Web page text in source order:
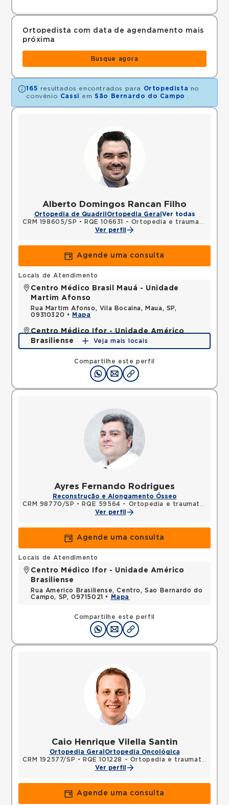
Ortopedista com data de agendamento mais
próxima
Busque agora
165 resultados encontrados para Ortopedista no
convênio Cassi em São Bernardo do Campo
Alberto Domingos Rancan Filho
Ortopedia de Quadril Ortopedia Geral Ver todas
CRM 198605/SP •
RQE 106631 - Ortopedia e traumatologia
Ver perfil
Agende uma consulta
Compartilhe este perfil
Locais de Atendimento
Centro Médico Brasil Mauá - Unidade
Martim Afonso
Rua Martim Afonso, Vila Bocaina, Maua, SP,
09310320 •
Mapa
Centro Médico Ifor - Unidade Américo
Brasiliense
Rua Americo Brasiliense, Centro, Sao Bernardo do
Campo, SP, 09715021 •
Mapa
Veja mais locais
Ayres Fernando Rodrigues
Reconstrução e Alongamento Ósseo
CRM 98770/SP •
RQE 59564 - Ortopedia e traumatologia
Ver perfil
Agende uma consulta
Compartilhe este perfil
Locais de Atendimento
Centro Médico Ifor - Unidade Américo
Brasiliense
Rua Americo Brasiliense, Centro, Sao Bernardo do
Campo, SP, 09715021 •
Mapa
Caio Henrique Vilella Santin
Ortopedia Geral Ortopedia Oncológica
CRM 192577/SP •
RQE 101228 - Ortopedia e traumatologia
Ver perfil
Agende uma consulta